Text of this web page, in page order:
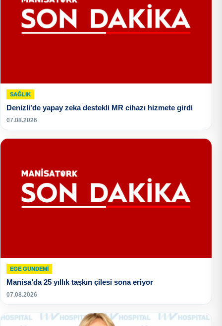
SAĞLIK
Denizli’de yapay zeka destekli MR cihazı hizmete girdi
07.08.2026
EGE GUNDEMİ
Manisa’da 25 yıllık taşkın çilesi sona eriyor
07.08.2026